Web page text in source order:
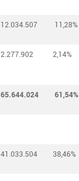
12.034.507 11,28%
2.277.902 2,14%
65.644.024 61,54%
41.033.504 38,46%